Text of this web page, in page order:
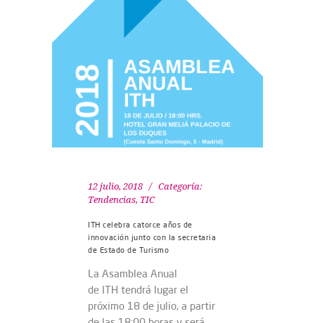
12 julio, 2018
Categoría:
Tendencias, TIC
ITH celebra catorce años de
innovación junto con la secretaria
de Estado de Turismo
La Asamblea Anual
de ITH tendrá lugar el
próximo 18 de julio, a partir